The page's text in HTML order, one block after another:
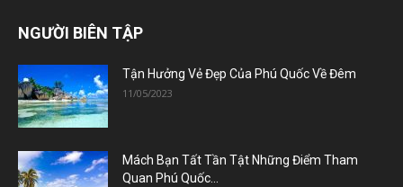
NGƯỜI BIÊN TẬP
Tận Hưởng Vẻ Đẹp Của Phú Quốc Về Đêm
11/05/2023
Mách Bạn Tất Tần Tật Những Điểm Tham
Quan Phú Quốc...